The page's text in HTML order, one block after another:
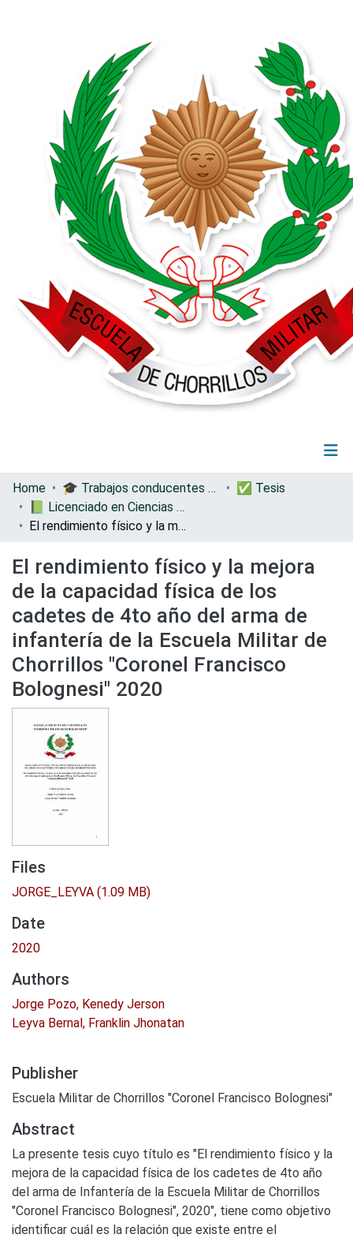
(current)
Communities & Collections
All of DSpace
Statistics
Home 🎓 Trabajos conducentes a grados y títulos
✅ Tesis
📗 Licenciado en Ciencias Militares con Mención en Administración
El rendimiento físico y la mejora de la capacidad física de los cadetes de 4to año del arma de infantería de la Escuela Militar de Chorrillos "Coronel Francisco Bolognesi" 2020
El rendimiento físico y la mejora
de la capacidad física de los
cadetes de 4to año del arma de
infantería de la Escuela Militar de
Chorrillos "Coronel Francisco
Bolognesi" 2020
Files
JORGE_LEYVA (1.09 MB)
Date
2020
Authors
Jorge Pozo, Kenedy Jerson
Leyva Bernal, Franklin Jhonatan
Publisher
Escuela Militar de Chorrillos "Coronel Francisco Bolognesi"
Abstract
La presente tesis cuyo título es "El rendimiento físico y la
mejora de la capacidad física de los cadetes de 4to año
del arma de Infantería de la Escuela Militar de Chorrillos
"Coronel Francisco Bolognesi", 2020", tiene como objetivo
identificar cuál es la relación que existe entre el